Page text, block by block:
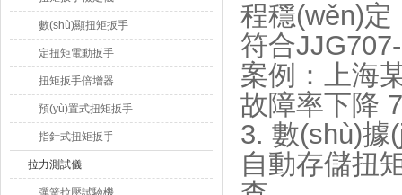
數(shù)顯扭矩扳手
定扭矩電動扳手
扭矩扳手倍增器
預(yù)置式扭矩扳手
指針式扭矩扳手
拉力測試儀
彈簧拉壓試驗機
程穩(wěn)定
符合
案例：上海
故障率下降
3. 數(shù)據
自動存儲扭